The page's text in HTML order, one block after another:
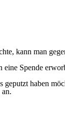
kann man
eine Spende
geputzt haben